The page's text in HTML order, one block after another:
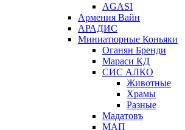
AGASI
Армения Вайн
АРАДИС
Миниатюрные Коньяки
Оганян Бренди
Мараси КД
СИС АЛКО
Животные
Храмы
Разные
Мадатовъ
МАП